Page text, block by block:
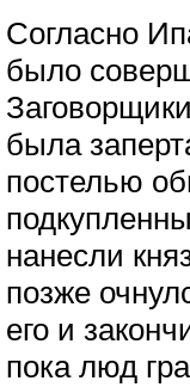
Согласно
было
была
постелью
нанесли
позже
его и
пока люд